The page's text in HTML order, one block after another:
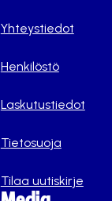
Yhteystiedot
Henkilöstö
Laskutustiedot
Tietosuoja
Tilaa uutiskirje